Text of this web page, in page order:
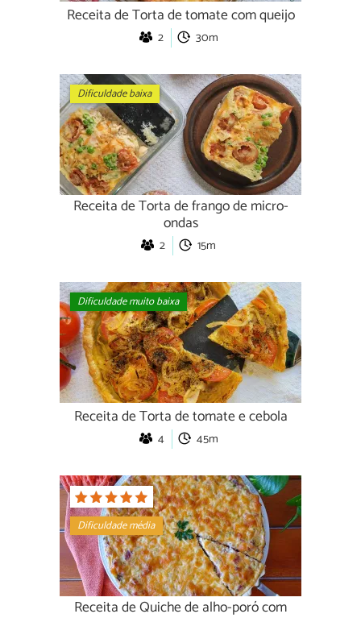
Receita de Torta de tomate com queijo
2 30m
Dificuldade baixa
Receita de Torta de frango de micro-
ondas
2 15m
Dificuldade muito baixa
Receita de Torta de tomate e cebola
4 45m
Dificuldade média
Receita de Quiche de alho-poró com